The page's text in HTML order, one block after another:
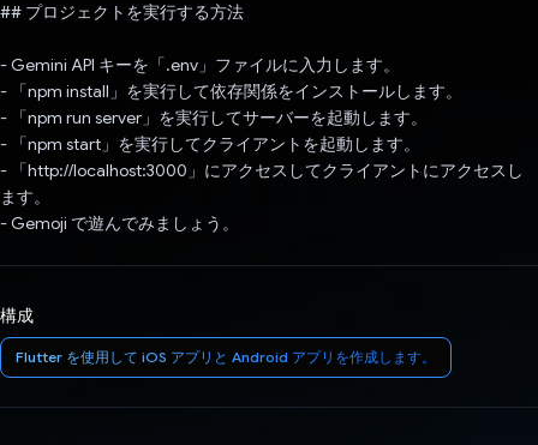
## プロジェクトを実行する方法
- Gemini API キーを「.env」ファイルに入力します。
- 「npm install」を実行して依存関係をインストールします。
- 「npm run server」を実行してサーバーを起動します。
- 「npm start」を実行してクライアントを起動します。
- 「http://localhost:3000」にアクセスしてクライアントにアクセスし
ます。
- Gemoji で遊んでみましょう。
構成
Flutter を使用して iOS アプリと Android アプリを作成します。